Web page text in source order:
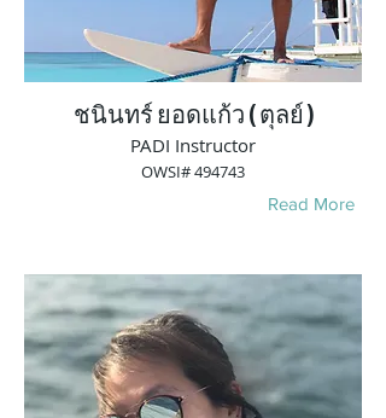
ชนินทร์ ยอดแก้ว ( ตุลย์ )
PADI Instructor
OWSI# 494743
Read More